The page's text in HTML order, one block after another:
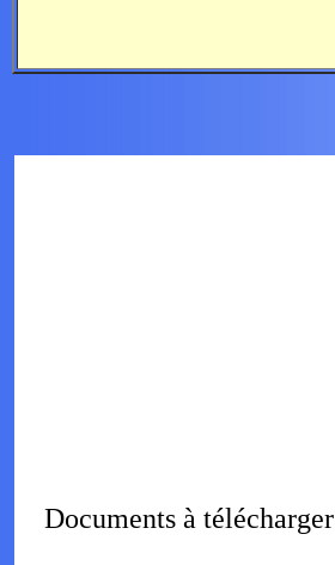
Documents à télécharger